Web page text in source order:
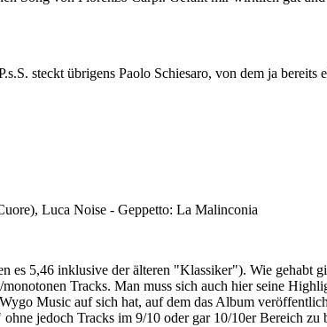
steckt übrigens Paolo Schiesaro, von dem ja
Luca Noise - Geppetto: La Malinconia
es 5,46 inklusive der älteren "Klassiker"). Wie gehabt
Tracks. Man muss sich auch hier seine
Music auf sich hat, auf dem das Album
jedoch Tracks im 9/10 oder gar 10/10er Bereich zu